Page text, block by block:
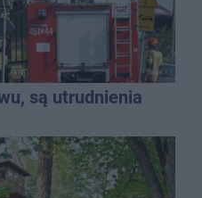
są utrudnienia